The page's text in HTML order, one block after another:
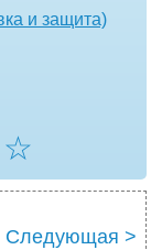
и защита)
☆
Следующая >